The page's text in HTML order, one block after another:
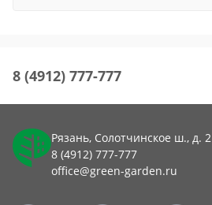
8 (4912) 777-777
Рязань, Солотчинское ш., д. 2
8 (4912) 777-777
office@green-garden.ru